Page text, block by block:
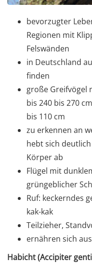
bevorzugter
Regionen mit
Felswänden
in Deutschland
finden
große Greifvögel
bis 240 bis 270
bis 110 cm
zu erkennen an
hebt sich
Körper ab
Flügel mit
grüngeblicher
Ruf: keckerndes
kak-kak
Teilzieher,
ernähren sich
Habicht (Accipiter